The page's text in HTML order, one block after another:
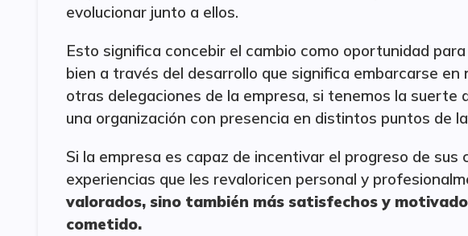
evolucionar junto a ellos.
Esto significa concebir el cambio como oportunidad
bien a través del desarrollo que significa embarcarse
otras delegaciones de la empresa, si tenemos la suerte
una organización con presencia en distintos puntos de
Si la empresa es capaz de incentivar el progreso de sus
experiencias que les revaloricen personal y
valorados, sino también más satisfechos y
cometido.